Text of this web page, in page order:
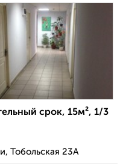
срок, 15м², 1/3
Тобольская 23А